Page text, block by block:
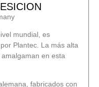
mundial, es
Plantec. La más alta
en esta
fabricados con